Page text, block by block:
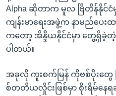
Alpha ဆိုတာက မူလ ဗြိတိန်နိုင်ငံ
ကျန်းမာရေးအဖွဲ့က နာမည်ပေးထာ
ကတော့ အိန္ဒိယနိုင်ငံမှာ တွေ့ရှိခဲ့တဲ့
ပါတယ်။
အခုလို ကူးစက်မြန် ကိုဗစ်ပိုးတွေ
စ်တတိယလှိုင်းဖြစ်မှာ စိုးရိမ်နေ